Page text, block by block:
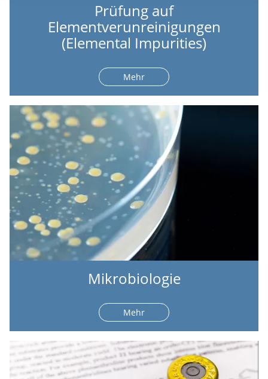
Prüfung auf
Elementverunreinigungen
(Elemental Impurities)
Mehr
Mikrobiologie
Mehr